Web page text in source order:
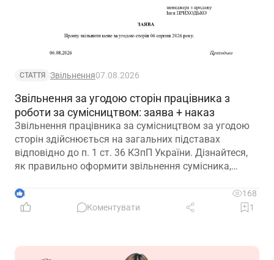
СТАТТЯ Звільнення07.08.2026
Звільнення за угодою сторін працівника з
роботи за сумісництвом: заява + наказ
Звільнення працівника за сумісництвом за угодою
сторін здійснюється на загальних підставах
відповідно до п. 1 ст. 36 КЗпП України. Дізнайтеся,
як правильно оформити звільнення сумісника,
зафіксувати домовленість між працівником і
роботодавцем.
4
168
Коментувати
1